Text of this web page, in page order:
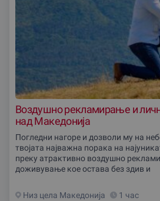
Воздушно рекламирање и
над Македонија
Погледни нагоре и дозволи му на
твојата најважна порака на
преку атрактивно воздушно
доживување кое остава без здив и
Низ цела Македониjа 1 час